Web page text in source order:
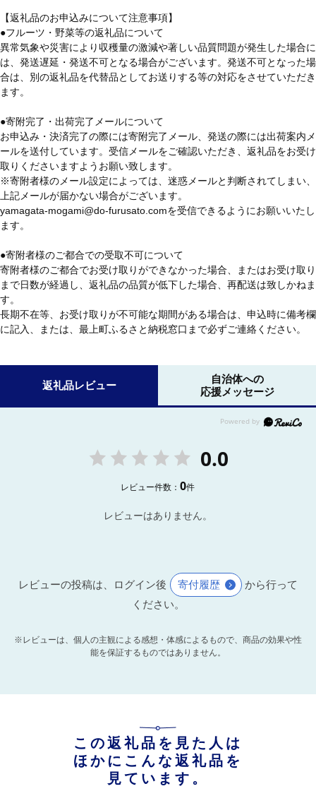
【返礼品のお申込みについて注意事項】
●フルーツ・野菜等の返礼品について
異常気象や災害により収穫量の激減や著しい品質問題が発生した場合に
は、発送遅延・発送不可となる場合がございます。発送不可となった場
合は、別の返礼品を代替品としてお送りする等の対応をさせていただき
ます。
●寄附完了・出荷完了メールについて
お申込み・決済完了の際には寄附完了メール、発送の際には出荷案内メ
ールを送付しています。受信メールをご確認いただき、返礼品をお受け
取りくださいますようお願い致します。
※寄附者様のメール設定によっては、迷惑メールと判断されてしまい、
上記メールが届かない場合がございます。
yamagata-mogami@do-furusato.comを受信できるようにお願いいたし
ます。
●寄附者様のご都合での受取不可について
寄附者様のご都合でお受け取りができなかった場合、またはお受け取り
まで日数が経過し、返礼品の品質が低下した場合、再配送は致しかねま
す。
長期不在等、お受け取りが不可能な期間がある場合は、申込時に備考欄
に記入、または、最上町ふるさと納税窓口まで必ずご連絡ください。
返礼品レビュー
自治体への
応援メッセージ
0.0
レビュー件数：0件
レビューはありません。
レビューの投稿は、ログイン後 寄付履歴
から行って
ください。
※レビューは、個人の主観による感想・体感によるもので、商品の効果や性
能を保証するものではありません。
この返礼品を見た人は
ほかにこんな返礼品を
見ています。